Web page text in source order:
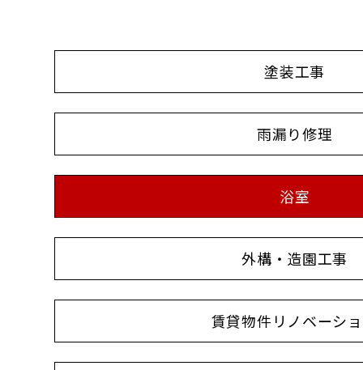
塗装工事
雨漏り修理
浴室
外構・造園工事
賃貸物件リノベーシ